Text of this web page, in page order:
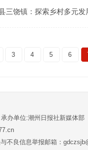
三饶镇：探索乡村多元
3 4 5 6
办单位:潮州日报社新媒体部
不良信息举报邮箱：